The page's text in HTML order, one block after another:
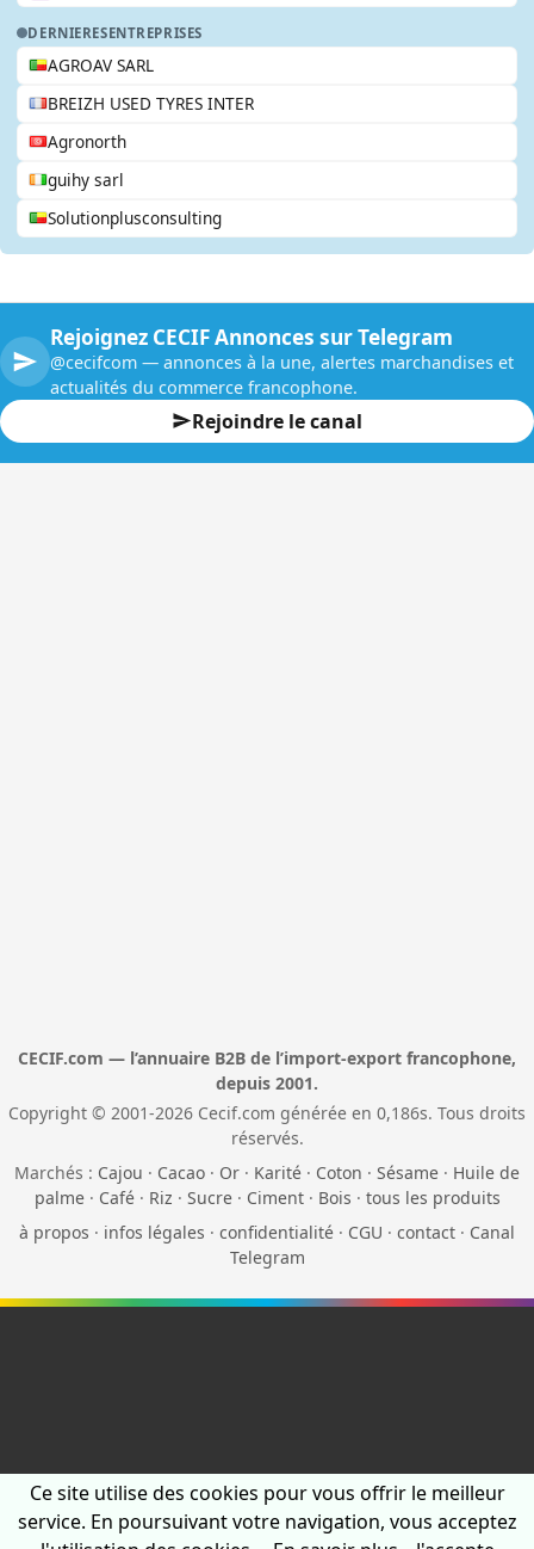
DERNIERESENTREPRISES
AGROAV SARL
BREIZH USED TYRES INTER
Agronorth
guihy sarl
Solutionplusconsulting
Rejoignez CECIF Annonces sur Telegram
@cecifcom — annonces à la une, alertes marchandises et
actualités du commerce francophone.
Rejoindre le canal
CECIF.com — l’annuaire B2B de l’import-export francophone,
depuis 2001.
Copyright © 2001-2026 Cecif.com générée en 0,186s. Tous droits
réservés.
Marchés : Cajou · Cacao · Or · Karité · Coton · Sésame · Huile de
palme· Café· Riz · Sucre· Ciment· Bois · tous les produits
à propos · infos légales · confidentialité · CGU · contact · Canal
Telegram
Ce site utilise des cookies pour vous offrir le meilleur
service. En poursuivant votre navigation, vous acceptez